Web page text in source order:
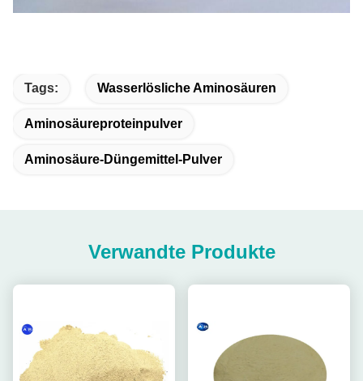
Tags: Wasserlösliche Aminosäuren
Aminosäureproteinpulver
Aminosäure-Düngemittel-Pulver
Verwandte Produkte